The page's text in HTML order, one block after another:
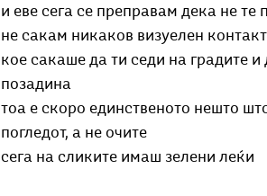
и еве сега се преправам дека не
не сакам никаков визуелен
кое сакаше да ти седи на градите
позадина
тоа е скоро единственото нешто
погледот, а не очите
сега на сликите имаш зелени леќи